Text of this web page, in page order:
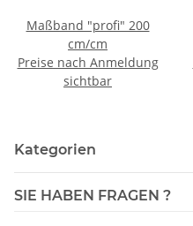
Maßband "profi" 200
cm/cm
Preise nach Anmeldung
sichtbar
Kategorien
SIE HABEN FRAGEN ?